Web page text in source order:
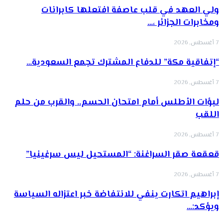
ولي العهد في قلب عاصفة افتعلها كابرانات
ومخابرات الجزائر ،…
7 أغسطس, 2026
“إتفاقية مكة” للدفاع المشترك تجمع السعودية…
7 أغسطس, 2026
لبؤات الأطلس أمام امتحان الحسم.. والقرب من حلم
اللقب
7 أغسطس, 2026
قعقعة صقر السراغنة: “المستحيل ليس سرغينيا”
7 أغسطس, 2026
إبراهيم اتكارت ينفي للانتفاضة خبر اعتزاله السياسة
ويؤكد:…